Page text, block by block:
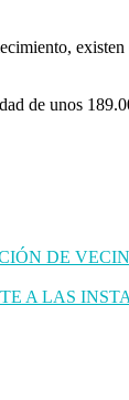
de unos
DE
A LAS